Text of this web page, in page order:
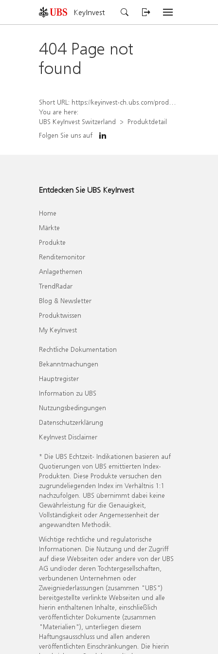
KeyInvest
404 Page not
found
Short URL: https://keyinvest-ch.ubs.com/produkt/detail/index/isin/CH1570366356
You are here:
UBS KeyInvest Switzerland
Produktdetail
Folgen Sie uns auf
Entdecken Sie UBS KeyInvest
Home
Märkte
Produkte
Renditemonitor
Anlagethemen
TrendRadar
Blog & Newsletter
Produktwissen
My KeyInvest
Rechtliche Dokumentation
Bekanntmachungen
Hauptregister
Information zu UBS
Nutzungsbedingungen
Datenschutzerklärung
KeyInvest Disclaimer
* Die UBS Echtzeit- Indikationen basieren auf
Quotierungen von UBS emittierten Index-
Produkten. Diese Produkte versuchen den
zugrundeliegenden Index im Verhältnis 1:1
nachzufolgen. UBS übernimmt dabei keine
Gewährleistung für die Genauigkeit,
Vollständigkeit oder Angemessenheit der
angewandten Methodik.
Wichtige rechtliche und regulatorische
Informationen. Die Nutzung und der Zugriff
auf diese Webseiten oder andere von der UBS
AG und/oder deren Tochtergesellschaften,
verbundenen Unternehmen oder
Zweigniederlassungen (zusammen "UBS")
bereitgestellte verlinkte Webseiten und alle
hierin enthaltenen Inhalte, einschließlich
veröffentlichter Dokumente (zusammen
"Materialien"), unterliegen diesem
Haftungsausschluss und allen anderen
veröffentlichten Einschränkungen. Die hierin